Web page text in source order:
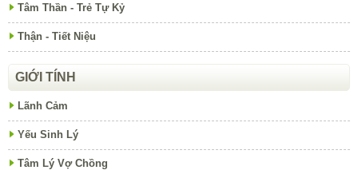
Tâm Thần - Trẻ Tự Kỷ
Thận - Tiết Niệu
GIỚI TÍNH
Lãnh Cảm
Yếu Sinh Lý
Tâm Lý Vợ Chồng